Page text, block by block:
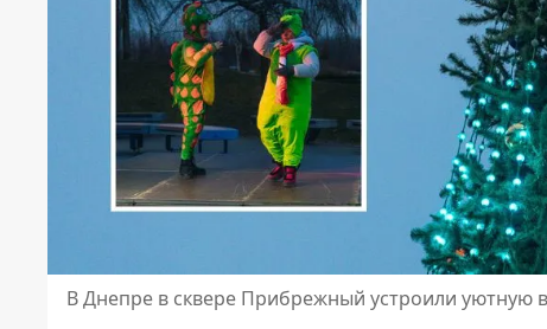
В Днепре в сквере Прибрежный устроили уютную